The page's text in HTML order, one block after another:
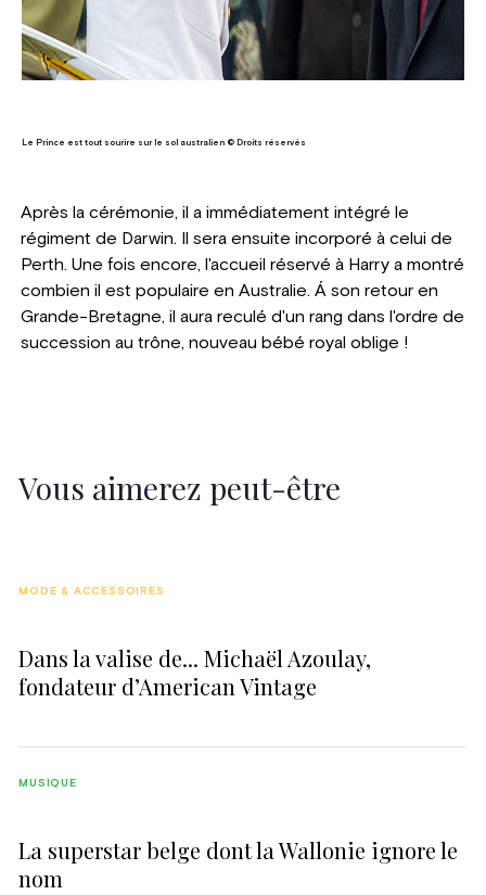
Le Prince est tout sourire sur le sol australien © Droits réservés
Après la cérémonie, il a immédiatement intégré le
régiment de Darwin. Il sera ensuite incorporé à celui de
Perth. Une fois encore, l'accueil réservé à Harry a montré
combien il est populaire en Australie. Á son retour en
Grande-Bretagne, il aura reculé d'un rang dans l'ordre de
succession au trône, nouveau bébé royal oblige !
Vous aimerez peut-être
Dans la valise de... Michaël Azoulay,
fondateur d’American Vintage
MODE & ACCESSOIRES
La superstar belge dont la Wallonie ignore le
nom
MUSIQUE